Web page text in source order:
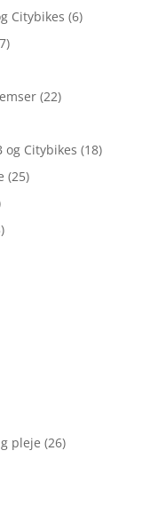
Citybikes (6)
(22)
og Citybikes (18)
(25)
pleje (26)